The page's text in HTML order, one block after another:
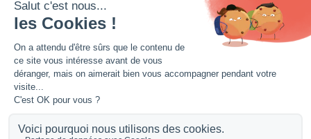
SUIVEZ GERANT DE SARL
Twitter
Facebook